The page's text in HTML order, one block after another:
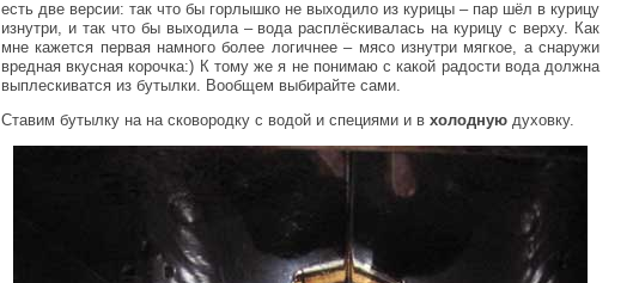
есть две версии: так что бы горлышко не выходило из курицы – пар шёл в курицу
изнутри, и так что бы выходила – вода расплёскивалась на курицу с верху. Как
мне кажется первая намного более логичнее – мясо изнутри мягкое, а снаружи
вредная вкусная корочка:) К тому же я не понимаю с какой радости вода должна
выплескиватся из бутылки. Вообщем выбирайте сами.
Ставим бутылку на на сковородку с водой и специями и в холодную духовку.